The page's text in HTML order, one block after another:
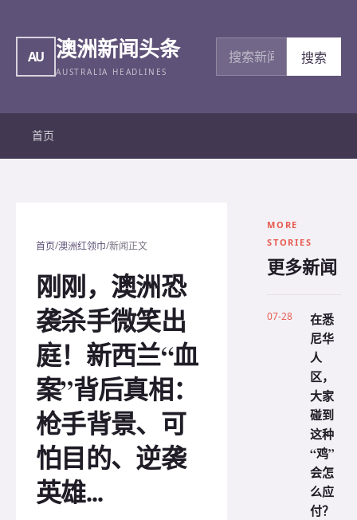
AU 澳洲新闻头条
AUSTRALIA HEADLINES
搜索新闻
搜索
首页
首页/澳洲红领巾/新闻正文
刚刚，澳洲恐
袭杀手微笑出
庭！新西兰“血
案”背后真相：
枪手背景、可
怕目的、逆袭
英雄...
MORE
STORIES
更多新闻
07-28
在悉
尼华
人
区，
大家
碰到
这种
“鸡”
会怎
么应
付？